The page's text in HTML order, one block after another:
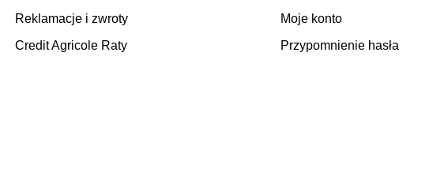
Reklamacje i zwroty
Credit Agricole Raty
Moje konto
Przypomnienie hasła